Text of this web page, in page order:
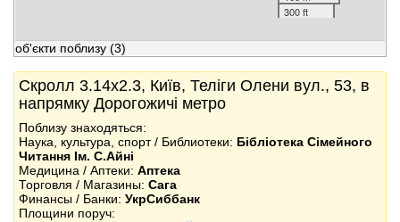
300 ft
об'єкти поблизу (3)
Скролл 3.14x2.3, Київ, Теліги Олени вул., 53, в
напрямку Дорогожичі метро
Поблизу знаходяться:
Наука, культура, спорт / Библиотеки: Бібліотека Сімейного
Читання Ім. С.Айні
Медицина / Аптеки: Аптека
Торговля / Магазины: Сага
Финансы / Банки: УкрСиббанк
Площини поруч: